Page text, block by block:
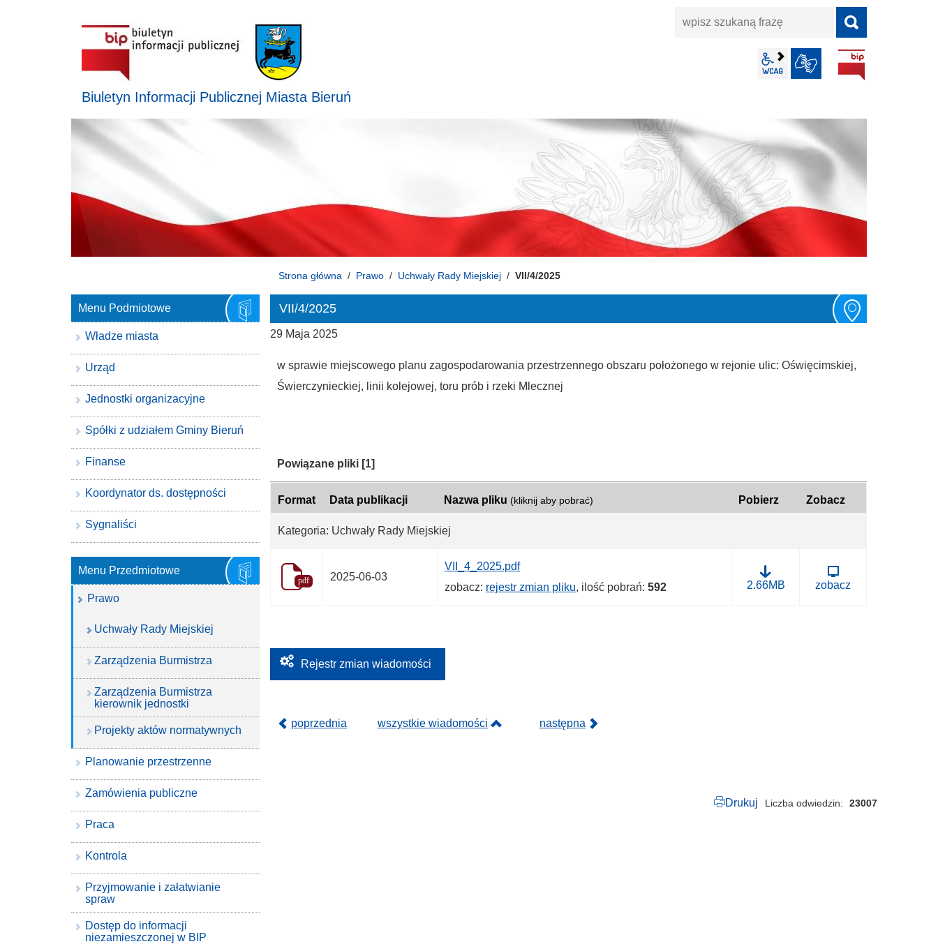
Biuletyn Informacji Publicznej Miasta Bieruń
wpisz
wcag2.1
Strona główna Prawo Uchwały Rady Miejskiej VII/4/2025
VII/4/2025
29 Maja 2025
w sprawie miejscowego planu zagospodarowania przestrzennego obszaru położonego w rejonie ulic: Oświęcimskiej,
Świerczynieckiej, linii kolejowej, toru prób i rzeki Mlecznej
Kategoria:
Powiązane pliki [1]
Format Data publikacji Nazwa pliku (kliknij aby pobrać) Pobierz Zobacz
Kategoria: Uchwały Rady Miejskiej
pdf 2025-06-03
VII_4_2025.pdf
zobacz: rejestr zmian pliku, ilość pobrań: 592 2.66MB zobacz
Rejestr zmian wiadomości
poprzednia wszystkie wiadomości następna
Drukuj Liczba odwiedzin 23007
Menu Podmiotowe
Władze miasta
Urząd
Jednostki organizacyjne
Spółki z udziałem Gminy Bieruń
Finanse
Koordynator ds. dostępności
Sygnaliści
Menu Przedmiotowe
Prawo
Uchwały Rady Miejskiej
Zarządzenia Burmistrza
Zarządzenia Burmistrza
kierownik jednostki
Projekty aktów normatywnych
Planowanie przestrzenne
Zamówienia publiczne
Praca
Kontrola
Przyjmowanie i załatwianie
spraw
Dostęp do informacji
niezamieszczonej w BIP